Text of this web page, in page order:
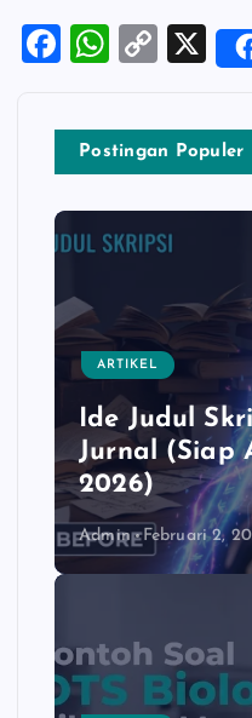
F
c
e
o
k
W
at
s
p
C
p
y
n
X
Postingan Populer
ARTIKEL
Ide Judul
Jurnal (Siap
2026)
Admin Februari 2,